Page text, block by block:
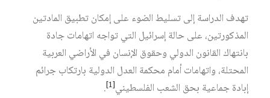
تهدف الدراسة إلى تسليط الضوء على إمكان تطبيق المادتين
المذكورتين، على حالة إسرائيل التي تواجه اتهامات جادة
بانتهاك القانون الدولي وحقوق الإنسان في الأراضي العربية
المحتلة، واتهامات أمام محكمة العدل الدولية بارتكاب جرائم
إبادة جماعية بحق الشعب الفلسطيني‏[1]
.